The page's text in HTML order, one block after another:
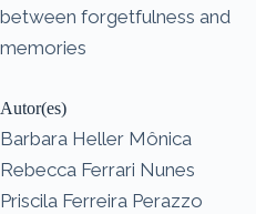
between forgetfulness and
memories
Autor(es)
Barbara Heller Mônica
Rebecca Ferrari Nunes
Priscila Ferreira Perazzo